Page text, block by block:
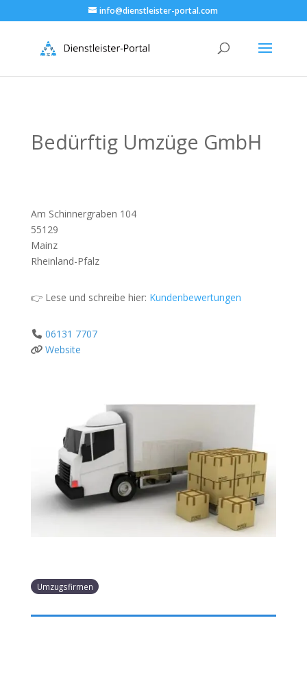
info@dienstleister-portal.com
Bedürftig Umzüge GmbH
Am Schinnergraben 104
55129
Mainz
Rheinland-Pfalz
👉 Lese und schreibe hier: Kundenbewertungen
06131 7707
Website
Umzugsfirmen